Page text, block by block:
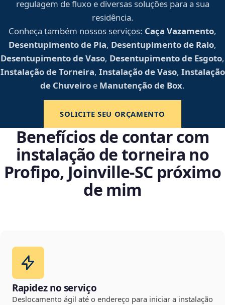
regulagem de fluxo e diversas soluções para a sua
residência.
Conheça também nossos serviços: Caça Vazamento,
Desentupimento de Pia, Desentupimento de Ralo,
Desentupimento de Vaso, Desentupimento de Esgoto,
Instalação de Torneira, Instalação de Vaso, Instalação
de Chuveiro e Manutenção de Box.
SOLICITE SEU ORÇAMENTO
Benefícios de contar com
instalação de torneira no
Profipo, Joinville‑SC próximo
de mim
Rapidez no serviço
Deslocamento ágil até o endereço para iniciar a instalação